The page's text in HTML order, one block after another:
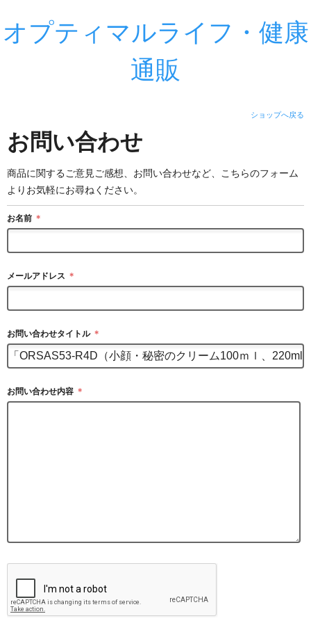
オプティマルライフ・健康
通販
ショップへ戻る
お問い合わせ
商品に関するご意見ご感想、お問い合わせなど、こちらのフォーム
よりお気軽にお尋ねください。
お名前 ＊
メールアドレス ＊
お問い合わせタイトル ＊
お問い合わせ内容 ＊